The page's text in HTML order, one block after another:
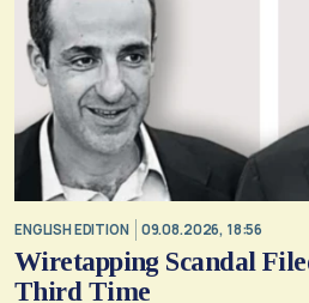
ENGLISH EDITION 09.08.2026, 18:56
Wiretapping Scandal
Third Time